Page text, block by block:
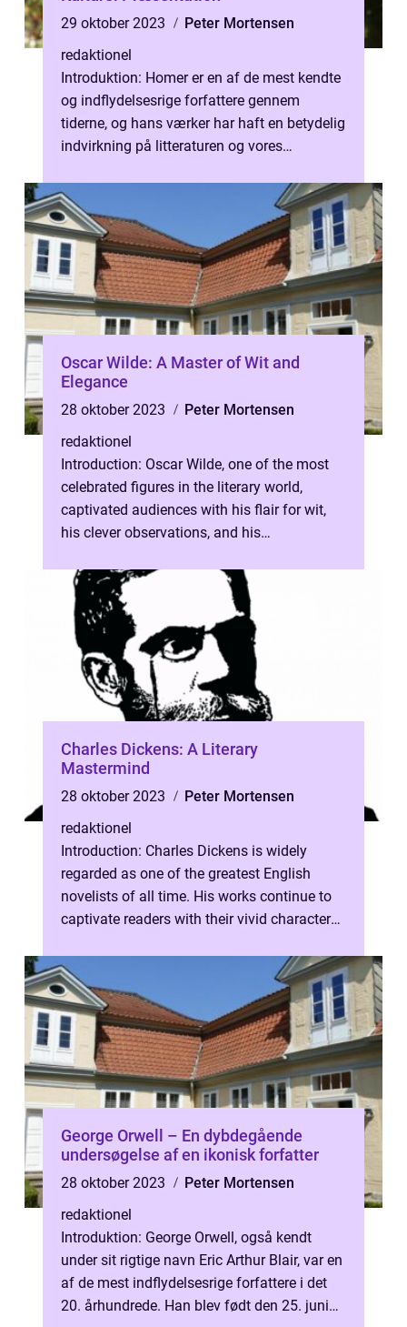
29 oktober 2023
Peter Mortensen
redaktionel
Introduktion: Homer er en af de mest kendte
og indflydelsesrige forfattere gennem
tiderne, og hans værker har haft en betydelig
indvirkning på litteraturen og vores
Oscar Wilde: A Master of Wit and
Elegance
28 oktober 2023
Peter Mortensen
redaktionel
Introduction: Oscar Wilde, one of the most
celebrated figures in the literary world,
captivated audiences with his flair for wit,
his clever observations, and his
Charles Dickens: A Literary
Mastermind
28 oktober 2023
Peter Mortensen
redaktionel
Introduction: Charles Dickens is widely
regarded as one of the greatest English
novelists of all time. His works continue to
captivate readers with their vivid characters,
George Orwell – En dybdegående
undersøgelse af en ikonisk forfatter
28 oktober 2023
Peter Mortensen
redaktionel
Introduktion: George Orwell, også kendt
under sit rigtige navn Eric Arthur Blair, var en
af de mest indflydelsesrige forfattere i det
20. århundrede. Han blev født den 25. juni